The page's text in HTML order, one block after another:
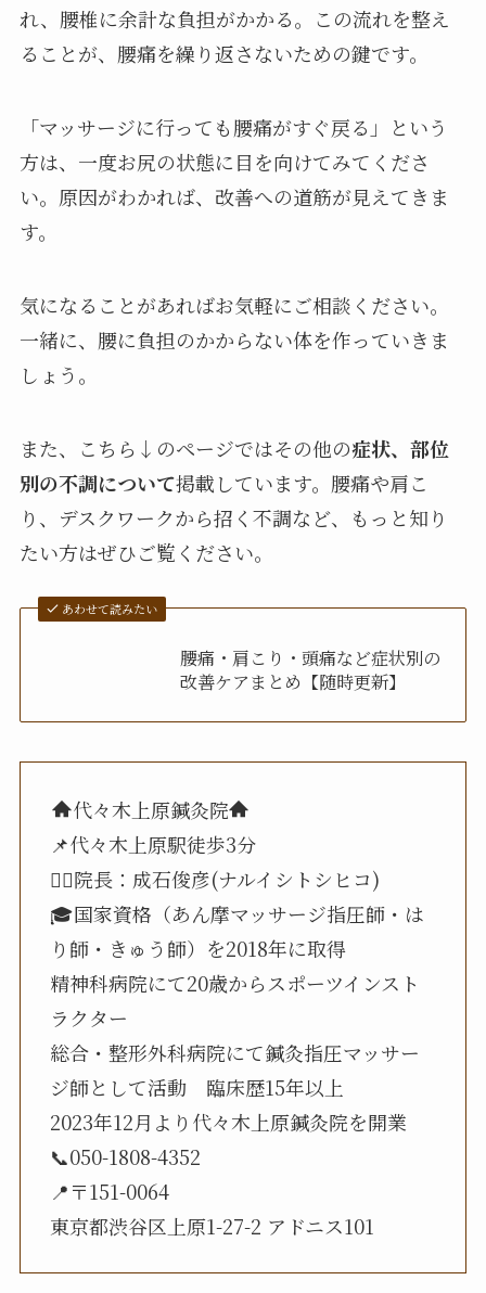
れ、腰椎に余計な負担がかかる。この流れを整え
ることが、腰痛を繰り返さないための鍵です。
「マッサージに行っても腰痛がすぐ戻る」という
方は、一度お尻の状態に目を向けてみてくださ
い。原因がわかれば、改善への道筋が見えてきま
す。
気になることがあればお気軽にご相談ください。
一緒に、腰に負担のかからない体を作っていきま
しょう。
また、こちら↓のページではその他の症状、部位
別の不調について掲載しています。腰痛や肩こ
り、デスクワークから招く不調など、もっと知り
たい方はぜひご覧ください。
あわせて読みたい
腰痛・肩こり・頭痛など症状別の
改善ケアまとめ【随時更新】
代々木上原鍼灸院
📌代々木上原駅徒歩3分
🧑‍⚕️院長：成石俊彦(ナルイシトシヒコ)
🎓国家資格（あん摩マッサージ指圧師・は
り師・きゅう師）を2018年に取得
精神科病院にて20歳からスポーツインスト
ラクター
総合・整形外科病院にて鍼灸指圧マッサー
ジ師として活動 臨床歴15年以上
2023年12月より代々木上原鍼灸院を開業
📞050-1808-4352
📍〒151-0064
東京都渋谷区上原1-27-2 アドニス101